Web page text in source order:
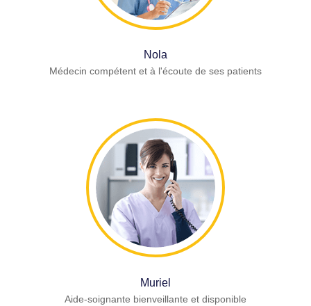
Nola
Médecin compétent et à l'écoute de ses patients
Muriel
Aide-soignante bienveillante et disponible